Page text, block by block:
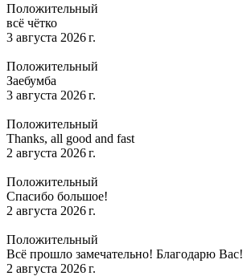
Положительный
всё чётко
3 августа 2026 г.
Положительный
Заебумба
3 августа 2026 г.
Положительный
Thanks, all good and fast
2 августа 2026 г.
Положительный
Спасибо большое!
2 августа 2026 г.
Положительный
Всё прошло замечательно! Благодарю Вас!
2 августа 2026 г.